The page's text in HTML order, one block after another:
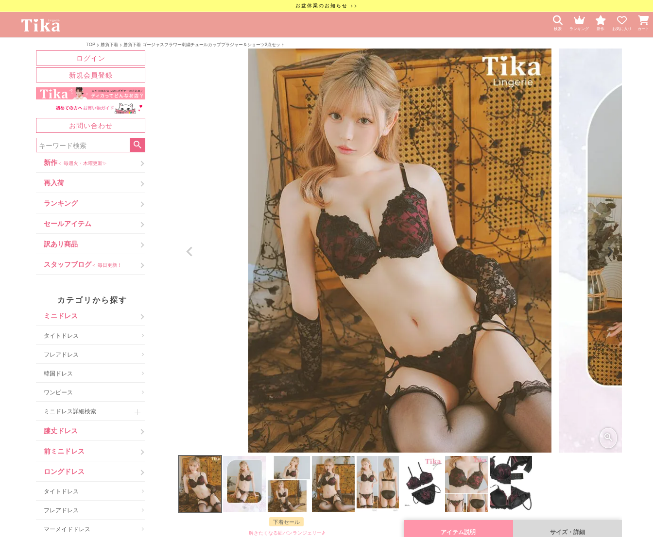
お盆休業のお知らせ >>
検索 ランキング 新作 お気に入り カート
TOP 勝負下着 勝負下着 ゴージャスフラワー刺繍チュールカップブラジャー＆ショーツ2点セット
ログイン
新規会員登録
お問い合わせ
新作＜ 毎週火・木曜更新✨
再入荷
ランキング
セールアイテム
訳あり商品
スタッフブログ＜ 毎日更新！
カテゴリから探す
ミニドレス
タイトドレス
フレアドレス
韓国ドレス
ワンピース
ミニドレス詳細検索
膝丈ドレス
前ミニドレス
ロングドレス
タイトドレス
フレアドレス
マーメイドドレス
下着セール
解きたくなる紐パンランジェリー♪
アイテム説明 サイズ・詳細